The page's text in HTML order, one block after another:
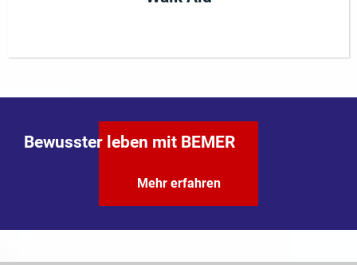
Bewusster leben mit BEMER
Mehr erfahren